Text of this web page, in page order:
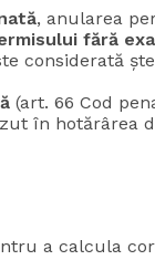
, anularea
fără
considerată
(art. 66 Cod
în hotărârea
a calcula